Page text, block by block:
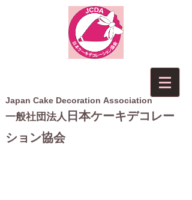
Japan Cake Decoration Association
一般社団法人 日本ケーキデコレー
ション協会